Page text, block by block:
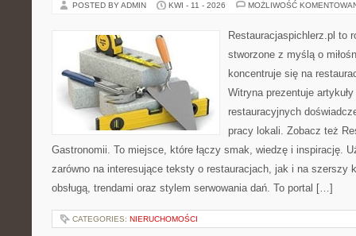
POSTED BY ADMIN KWI - 11 - 2026 MOŻLIWOŚĆ
Restauracjaspichlerz.pl to
stworzone z myślą o
koncentruje się na
Witryna prezentuje
restauracyjnych
pracy lokali. Zobacz też
Gastronomii. To miejsce, które łączy smak, wiedzę i inspirację.
zarówno na interesujące teksty o restauracjach, jak i na szerszy
obsługą, trendami oraz stylem serwowania dań. To portal […]
CATEGORIES: NIERUCHOMOŚCI